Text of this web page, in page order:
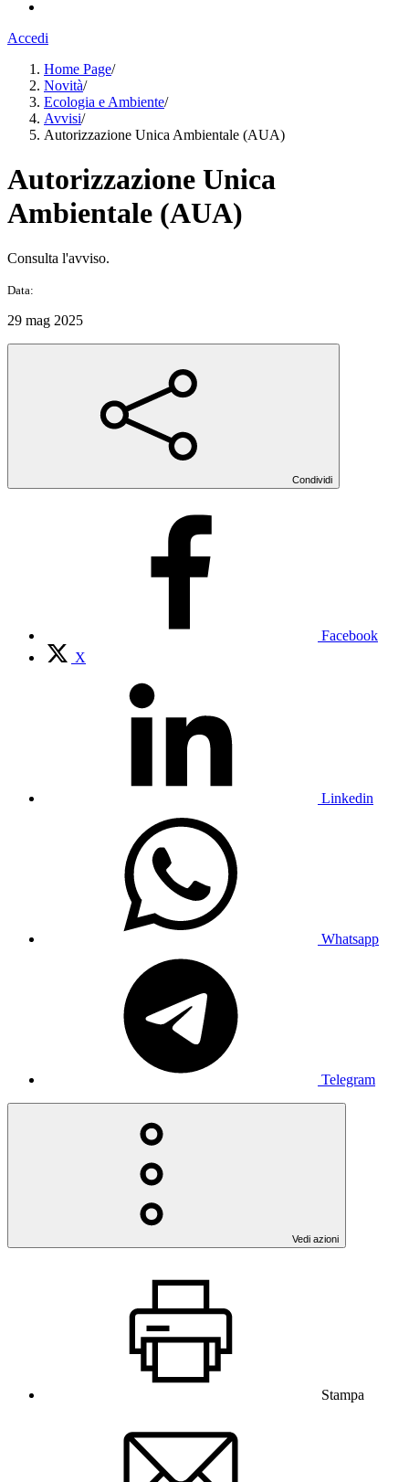
Accedi
Home Page/
Novità/
Ecologia e Ambiente/
Avvisi/
Autorizzazione Unica Ambientale (AUA)
Autorizzazione Unica
Ambientale (AUA)
Consulta l'avviso.
Data:
29 mag 2025
Condividi
Facebook
X
Linkedin
Whatsapp
Telegram
Vedi azioni
Stampa